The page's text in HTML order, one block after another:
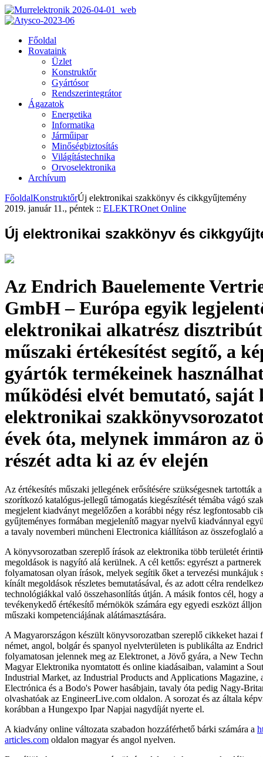
Főoldal
Rovataink
Üzlet
Konstruktőr
Gyártósor
Rendszerintegrátor
Ágazatok
Energetika
Informatika
Járműipar
Minőségbiztosítás
Világítástechnika
Orvoselektronika
Archívum
FőoldalKonstruktőrÚj elektronikai szakkönyv és cikkgyűjtemény
2019. január 11., péntek :: ELEKTROnet Online
Új elektronikai szakkönyv és
Az Endrich Bauelemente
GmbH – Európa egyik
elektronikai alkatrész
műszaki értékesítést segítő, a
gyártók termékeinek
működési elvét bemutató, saját
elektronikai
évek óta, melynek immáron az
részét adta ki az év elején
Az értékesítés műszaki jellegének erősítésére szükségesnek tartották
szorítkozó katalógus-jellegű támogatás kiegészítését témába vágó
megjelent kiadványt megelőzően a korábbi négy rész legfontosabb
gyűjteményes formában megjelenítő magyar nyelvű kiadvánnyal
a tavaly novemberi müncheni Electronica kiállításon az összefoglaló
A könyvsorozatban szereplő írások az elektronika több területét
megoldások is nagyító alá kerülnek. A cél kettős: egyrészt a
folyamatosan olyan írások, melyek segítik őket a tervezési munkájuk
kínált megoldások részletes bemutatásával, és az adott célra
technológiákkal való összehasonlítás útján. A másik fontos cél, hogy
tevékenykedő értékesítő mérnökök számára egy egyedi eszközt
műszaki kompetenciájának alátámasztására.
A Magyarországon készült könyvsorozatban szereplő cikkeket
német, angol, bolgár és spanyol nyelvterületen is publikálta az
folyamatosan jelennek meg az Elektronet, a Jövő gyára, a New
Magyar Elektronika nyomtatott és online kiadásaiban, valamint a
Industrial Market, az Industrial Products and Applications Magazine,
Electrónica és a Bodo's Power hasábjain, tavaly óta pedig Nagy-
olvashatóak az EngineerLive.com oldalon. A sorozat és az általa
korábban a Hungexpo Ipar Napjai nagydíját nyerte el.
A kiadvány online változata szabadon hozzáférhető bárki számára a
articles.com oldalon magyar és angol nyelven.